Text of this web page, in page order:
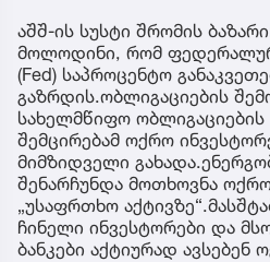
აშშ-ის სუსტი შრომის
მოლოდინი, რომ
(Fed) საპროცენტო
გაზრდის.ობლიგაციების
სახელმწიფო
შემცირებამ ოქრო
მიმზიდველი
შენარჩუნდა მოთხოვნა
„უსაფრთხო
ჩინელი ინვესტორები და
ბანკები აქტიურად ავსებენ